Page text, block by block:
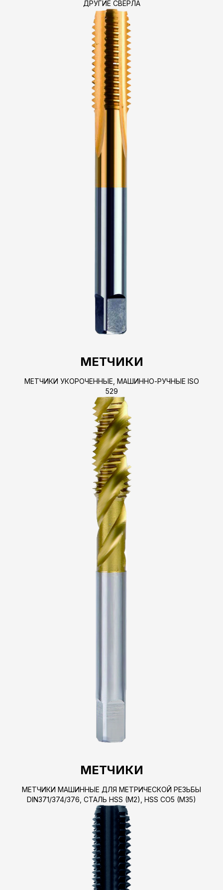
ДРУГИЕ СВЕРЛА
МЕТЧИКИ
МЕТЧИКИ УКОРОЧЕННЫЕ, МАШИННО-РУЧНЫЕ ISO
529
МЕТЧИКИ
МЕТЧИКИ МАШИННЫЕ ДЛЯ МЕТРИЧЕСКОЙ РЕЗЬБЫ
DIN371/374/376, СТАЛЬ HSS (M2), HSS CO5 (M35)